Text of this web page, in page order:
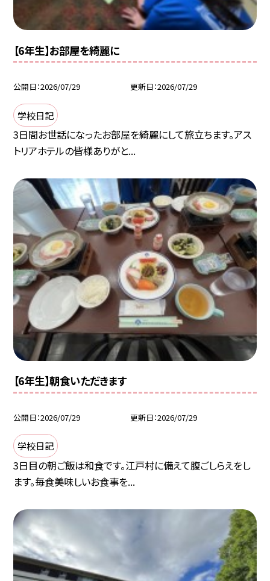
【6年生】お部屋を綺麗に
公開日 2026/07/29 更新日 2026/07/29
学校日記
3日間お世話になったお部屋を綺麗にして旅立ちます。アス
トリアホテルの皆様ありがと...
【6年生】朝食いただきます
公開日 2026/07/29 更新日 2026/07/29
学校日記
3日目の朝ご飯は和食です。江戸村に備えて腹ごしらえをし
ます。毎食美味しいお食事を...